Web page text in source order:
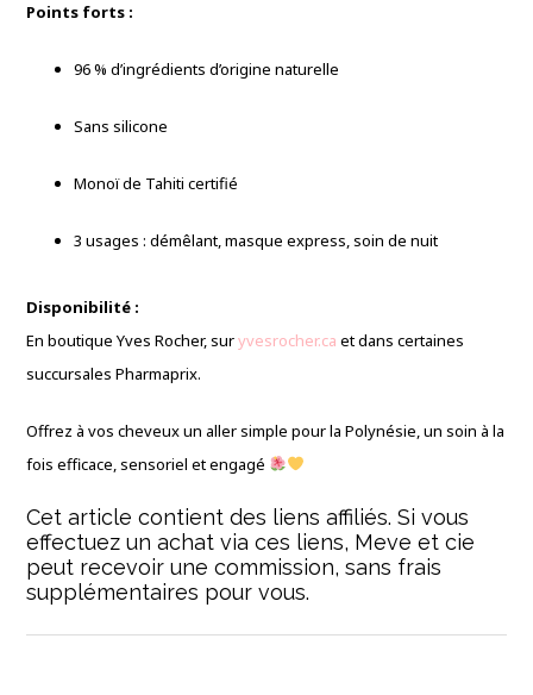
Points forts :
96 % d’ingrédients d’origine naturelle
Sans silicone
Monoï de Tahiti certifié
3 usages : démêlant, masque express, soin de nuit
Disponibilité :
En boutique Yves Rocher, suryvesrocher.ca et dans certaines
succursales Pharmaprix.
Offrez à vos cheveux un aller simple pour la Polynésie, un soin à la
fois efficace, sensoriel et engagé
Cet article contient des liens affiliés. Si vous
effectuez un achat via ces liens, Meve et cie
peut recevoir une commission, sans frais
supplémentaires pour vous.